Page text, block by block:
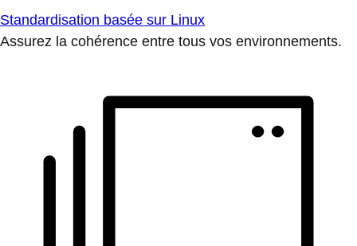
Standardisation basée sur Linux
Assurez la cohérence entre tous vos environnements.